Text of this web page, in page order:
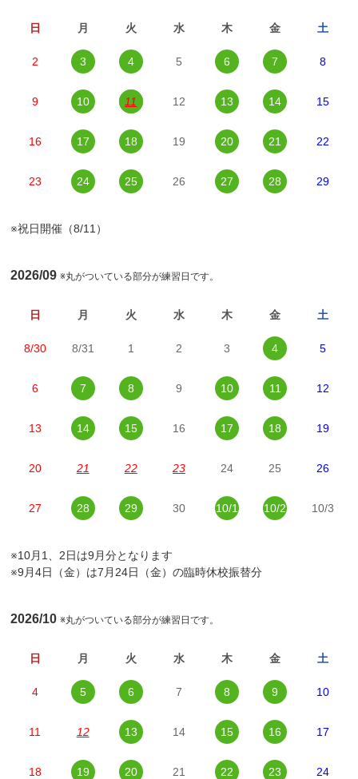
日 月 火 水 木 金 土
2 3 4 5 6 7 8
9 10 11 12 13 14 15
16 17 18 19 20 21 22
23 24 25 26 27 28 29
※祝日開催（8/11）
2026/09※丸がついている部分が練習日です。
日 月 火 水 木 金 土
8/30 8/31 1 2 3 4 5
6 7 8 9 10 11 12
13 14 15 16 17 18 19
20 21 22 23 24 25 26
27 28 29 30 10/1 10/2 10/3
※10月1、2日は9月分となります
※9月4日（金）は7月24日（金）の臨時休校振替分
2026/10※丸がついている部分が練習日です。
日 月 火 水 木 金 土
4 5 6 7 8 9 10
11 12 13 14 15 16 17
18 19 20 21 22 23 24